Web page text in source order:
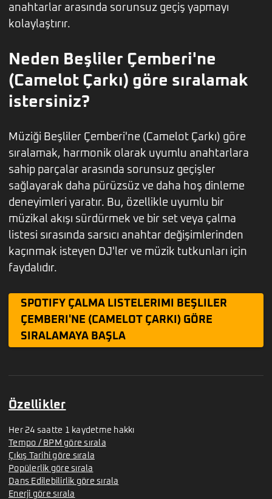
anahtarlar arasında sorunsuz geçiş yapmayı
kolaylaştırır.
Neden Beşliler Çemberi'ne
(Camelot Çarkı) göre sıralamak
istersiniz?
Müziği Beşliler Çemberi'ne (Camelot Çarkı) göre
sıralamak, harmonik olarak uyumlu anahtarlara
sahip parçalar arasında sorunsuz geçişler
sağlayarak daha pürüzsüz ve daha hoş dinleme
deneyimleri yaratır. Bu, özellikle uyumlu bir
müzikal akışı sürdürmek ve bir set veya çalma
listesi sırasında sarsıcı anahtar değişimlerinden
kaçınmak isteyen DJ'ler ve müzik tutkunları için
faydalıdır.
SPOTIFY ÇALMA LISTELERIMI BEŞLILER
ÇEMBERI'NE (CAMELOT ÇARKI) GÖRE
SIRALAMAYA BAŞLA
Özellikler
Her 24 saatte 1 kaydetme hakkı
Tempo / BPM göre sırala
Çıkış Tarihi göre sırala
Popülerlik göre sırala
Dans Edilebilirlik göre sırala
Enerji göre sırala